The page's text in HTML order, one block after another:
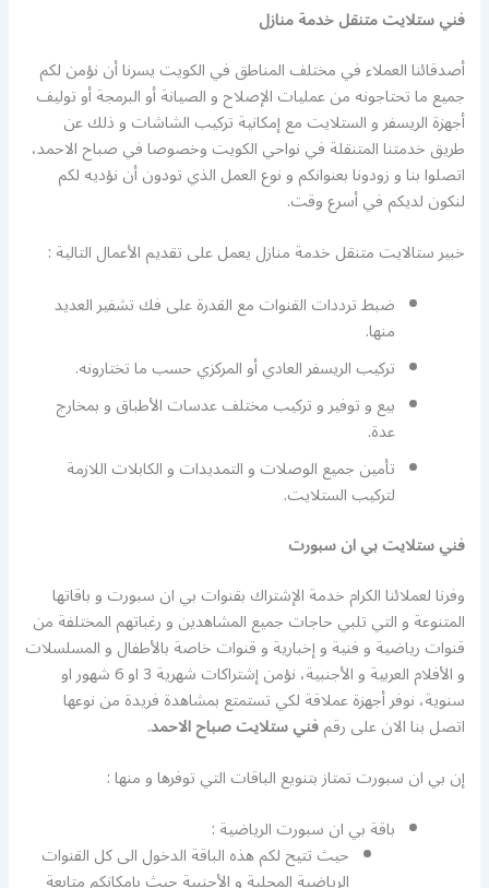
فني ستلايت متنقل خدمة منازل
أصدقائنا العملاء في مختلف المناطق في الكويت يسرنا أن نؤمن لكم
جميع ما تحتاجونه من عمليات الإصلاح و الصيانة أو البرمجة أو توليف
أجهزة الريسفر و الستلايت مع إمكانية تركيب الشاشات و ذلك عن
طريق خدمتنا المتنقلة في نواحي الكويت وخصوصا في صباح الاحمد،
اتصلوا بنا و زودونا بعنوانكم و نوع العمل الذي تودون أن نؤديه لكم
لنكون لديكم في أسرع وقت.
خبير ستالايت متنقل خدمة منازل يعمل على تقديم الأعمال التالية :
ضبط ترددات القنوات مع القدرة على فك تشفير العديد
منها.
تركيب الريسفر العادي أو المركزي حسب ما تختارونه.
بيع و توفير و تركيب مختلف عدسات الأطباق و بمخارج
عدة.
تأمين جميع الوصلات و التمديدات و الكابلات اللازمة
لتركيب الستلايت.
فني ستلايت بي ان سبورت
وفرنا لعملائنا الكرام خدمة الإشتراك بقنوات بي ان سبورت و باقاتها
المتنوعة و التي تلبي حاجات جميع المشاهدين و رغباتهم المختلفة من
قنوات رياضية و فنية و إخبارية و قنوات خاصة بالأطفال و المسلسلات
و الأفلام العربية و الأجنبية، نؤمن إشتراكات شهرية 3 او 6 شهور او
سنوية، نوفر أجهزة عملاقة لكي تستمتع بمشاهدة فريدة من نوعها
اتصل بنا الان على رقمفني ستلايت صباح الاحمد.
إن بي ان سبورت تمتاز بتنويع الباقات التي توفرها و منها :
باقة بي ان سبورت الرياضية :
حيث تتيح لكم هذه الباقة الدخول الى كل القنوات